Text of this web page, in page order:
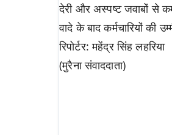
देरी और अस्पष्ट जवाबों से
वादे के बाद कर्मचारियों की
रिपोर्टर: महेंद्र सिंह लहरिया
(मुरैना संवाददाता)